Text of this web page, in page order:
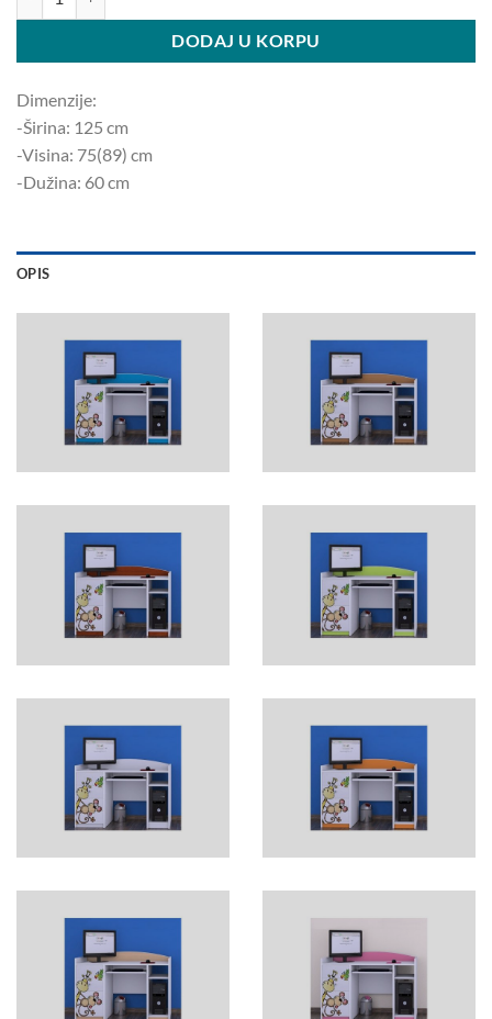
DODAJ U KORPU
Dimenzije:
-Širina: 125 ​​cm
-Visina: 75(89) cm
-Dužina: 60 cm
OPIS